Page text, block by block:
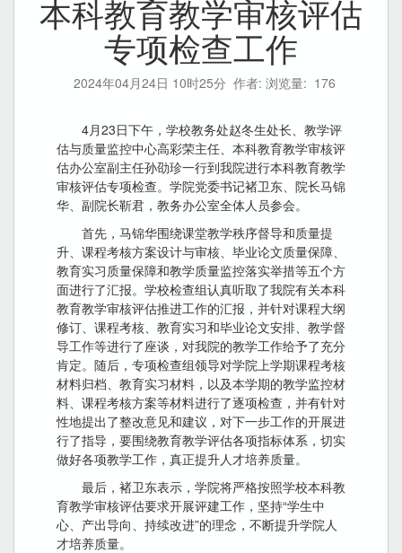
本科教育教学审核评估
专项检查工作
2024年04月24日 10时25分 作者: 浏览量: 176
4月23日下午，学校教务处赵冬生处长、教学评
估与质量监控中心高彩荣主任、本科教育教学审核评
估办公室副主任孙劭珍一行到我院进行本科教育教学
审核评估专项检查。学院党委书记褚卫东、院长马锦
华、副院长靳君，教务办公室全体人员参会。
首先，马锦华围绕课堂教学秩序督导和质量提
升、课程考核方案设计与审核、毕业论文质量保障、
教育实习质量保障和教学质量监控落实举措等五个方
面进行了汇报。学校检查组认真听取了我院有关本科
教育教学审核评估推进工作的汇报，并针对课程大纲
修订、课程考核、教育实习和毕业论文安排、教学督
导工作等进行了座谈，对我院的教学工作给予了充分
肯定。随后，专项检查组领导对学院上学期课程考核
材料归档、教育实习材料，以及本学期的教学监控材
料、课程考核方案等材料进行了逐项检查，并有针对
性地提出了整改意见和建议，对下一步工作的开展进
行了指导，要围绕教育教学评估各项指标体系，切实
做好各项教学工作，真正提升人才培养质量。
最后，褚卫东表示，学院将严格按照学校本科教
育教学审核评估要求开展评建工作，坚持“学生中
心、产出导向、持续改进”的理念，不断提升学院人
才培养质量。